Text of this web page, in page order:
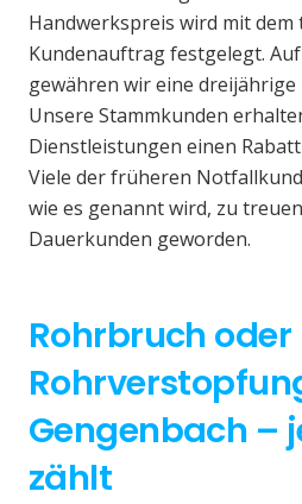
Handwerkspreis wird mit dem
Kundenauftrag festgelegt.
gewähren wir eine
Unsere Stammkunden
Dienstleistungen einen
Viele der früheren
wie es genannt wird, zu
Dauerkunden geworden.
Rohrbruch oder
Gengenbach –
zählt